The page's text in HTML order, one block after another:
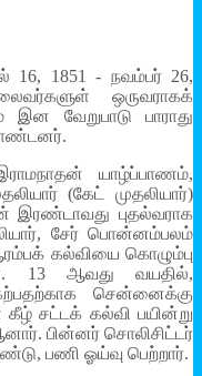
1851 - நவம்பர் 26,
ஒருவராகக்
இன வேறுபாடு பாராது
யாழ்ப்பாணம்,
(கேட் முதலியார்)
புதல்வராக
சேர் பொன்னம்பலம்
கல்வியை கொழும்பு
13 ஆவது வயதில்,
சென்னைக்கு
கீழ் சட்டக் கல்வி பயின்று
பின்னர் சொலிசிட்டர்
பணி ஓய்வு பெற்றார்.